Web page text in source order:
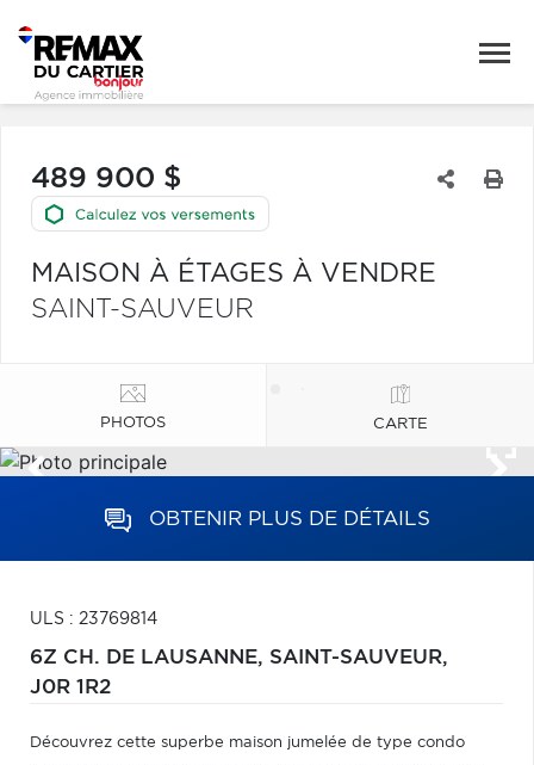
489 900 $
MAISON À ÉTAGES À VENDRE
SAINT-SAUVEUR
PHOTOS CARTE
OBTENIR PLUS DE DÉTAILS
ULS : 23769814
6Z CH. DE LAUSANNE, SAINT-SAUVEUR,
J0R 1R2
Découvrez cette superbe maison jumelée de type condo